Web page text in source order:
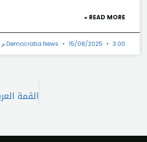
READ MORE »
Democratia News 15/08/2025 3:00 م